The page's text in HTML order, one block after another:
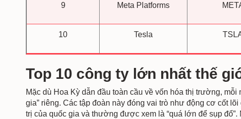
9 Meta Platforms
10 Tesla
Top 10 công ty lớn nhất thế
Mặc dù Hoa Kỳ dẫn đầu toàn cầu về vốn hóa thị trường,
gia” riêng. Các tập đoàn này đóng vai trò như động cơ cốt
trị của quốc gia và thường được xem là “quá lớn để sụp